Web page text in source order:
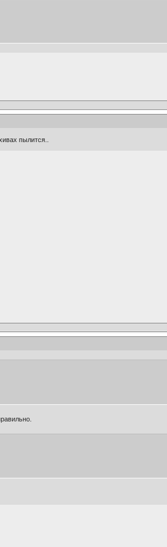
пылится..